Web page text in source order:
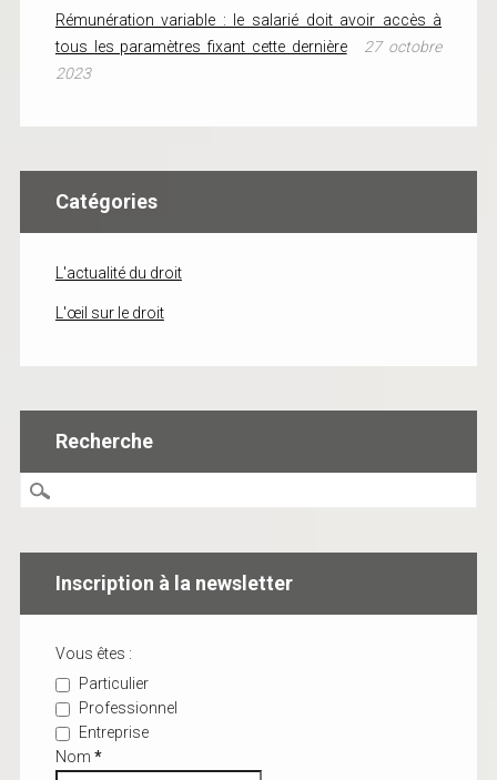
Rémunération variable : le salarié doit avoir accès à
tous les paramètres fixant cette dernière
27 octobre
2023
Catégories
L'actualité du droit
L'œil sur le droit
Recherche
Inscription à la newsletter
Vous êtes :
Particulier
Professionnel
Entreprise
Nom *